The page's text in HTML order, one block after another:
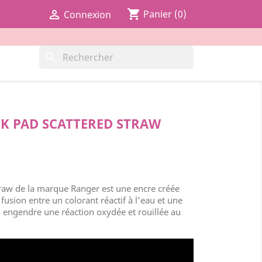
 Connexion shopping_cart Panier (0)
PAD SCATTERED STRAW
de la marque Ranger est une encre créée
entre un colorant réactif à l'eau et une
une réaction oxydée et rouillée au